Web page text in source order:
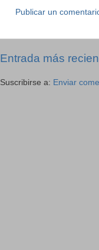
Publicar un
Entrada más
Suscribirse a: Enviar